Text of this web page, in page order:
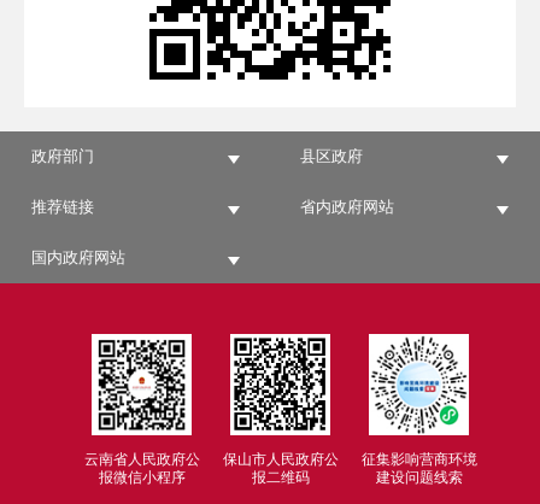
政府部门 县区政府
推荐链接 省内政府网站
国内政府网站
云南省人民政府公
报微信小程序
保山市人民政府公
报二维码
征集影响营商环境
建设问题线索